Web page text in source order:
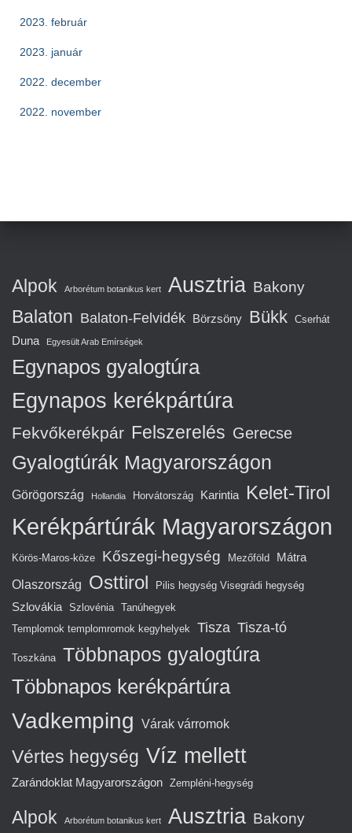
2023. február
2023. január
2022. december
2022. november
Alpok Arborétum botanikus kert Ausztria Bakony
Balaton Balaton-Felvidék Börzsöny Bükk Cserhát
Duna Egyesült Arab Emírségek
Egynapos gyalogtúra
Egynapos kerékpártúra
Fekvőkerékpár Felszerelés Gerecse
Gyalogtúrák Magyarországon
Görögország Hollandia Horvátország Karintia Kelet-Tirol
Kerékpártúrák Magyarországon
Körös-Maros-köze Kőszegi-hegység Mezőföld Mátra
Olaszország Osttirol Pilis hegység Visegrádi hegység
Szlovákia Szlovénia Tanúhegyek
Templomok templomromok kegyhelyek Tisza Tisza-tó
Toszkána Többnapos gyalogtúra
Többnapos kerékpártúra
Vadkemping Várak várromok
Vértes hegység Víz mellett
Zarándoklat Magyarországon Zempléni-hegység
Alpok Arborétum botanikus kert Ausztria Bakony